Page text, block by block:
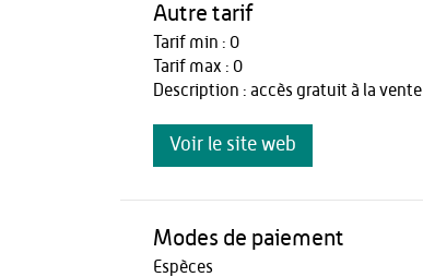
Autre tarif
Tarif min : 0
Tarif max : 0
Description : accès gratuit à la vente
Voir le site web
Modes de paiement
Espèces